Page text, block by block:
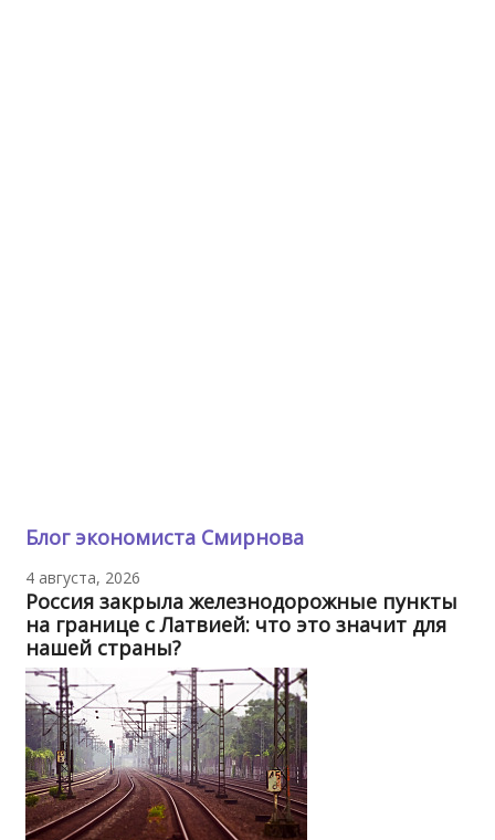
Блог экономиста Смирнова
4 августа, 2026
Россия закрыла железнодорожные пункты
на границе с Латвией: что это значит для
нашей страны?